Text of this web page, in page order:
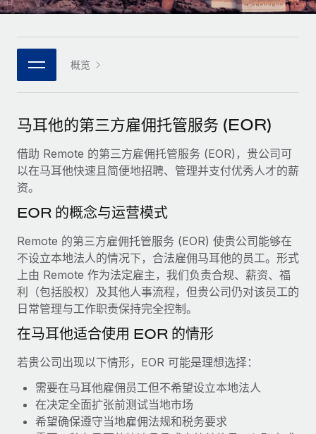
团队的内置核心人力资源功能
连接 新的
使用我们的 MCP 将任何人工智能工具与 Remote 平台相连
借助核心业务工具简化流程
服务
获得全球人力资源与合规方面的专家帮助
背景调查
简化候选人筛选流程
合规守望台
防范合规风险
设备管理
在全球范围内配置和跟踪 IT 设备
实体设立
快速建立合规实体
企业
与我们携手合作
战略技术合作伙伴
与我们共探合作机遇
案例研究
人力资源术语表
核对表和模板
职位描述库
网络研讨会
活动
新闻室
薪金与人才洞察
洞察中心
获得支持
查看全部资源
博客
EOR compliance
As the global workforce continues to expand in response
to the demands of today’s labor market, the...
了解更多
Italiano
Português (Portugal)
日本語
한국어
中文（简体）
概览
马耳他的第三方雇佣托管服务 (EOR)
借助 Remote 的第三方雇佣托管服务 (EOR)，贵公司可
以在马耳他快速且简便地招聘、管理并支付优秀人才的薪
资。
EOR 的概念与运营模式
Remote 的第三方雇佣托管服务 (EOR) 使贵公司能够在
不设立本地法人的情况下，合法雇佣马耳他的员工。形式
上由 Remote 作为法定雇主，我们负责合规、薪资、福
利（包括股权）及其他人事流程，但贵公司仍对该员工的
日常管理与工作职责保持完全控制。
在马耳他适合使用 EOR 的情形
若贵公司出现以下情形，EOR 可能是理想选择：
需要在马耳他雇佣员工但不希望设立本地法人
在决定全面扩张前测试当地市场
希望确保遵守当地雇佣法规和税务要求